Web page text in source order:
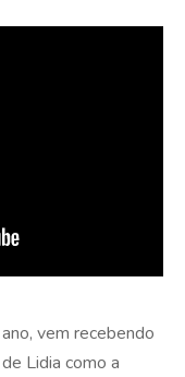
vem recebendo
Lidia como a